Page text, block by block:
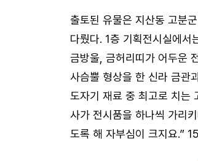
출토된 유물은 지산동 고분
다뤘다. 1층 기획전시실에
금방울, 금허리띠가 어두운
사슴뿔 형상을 한 신라 금관
도자기 재료 중 최고로 치는
사가 전시품을 하나씩 가리
도록 해 자부심이 크지요.”